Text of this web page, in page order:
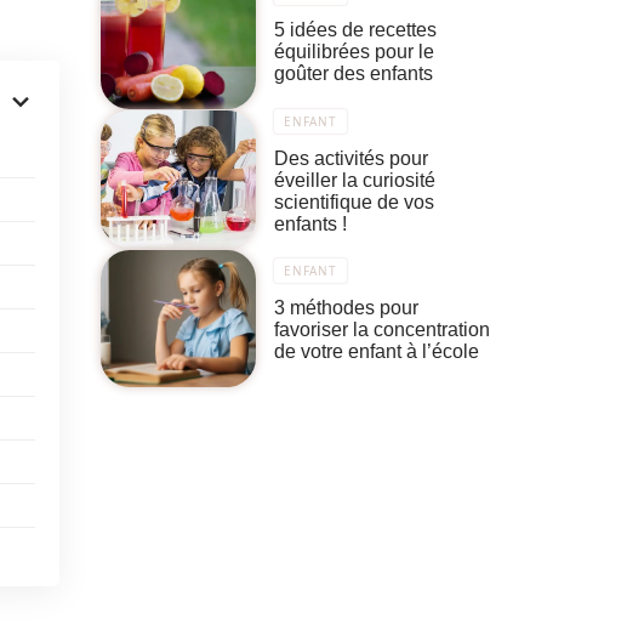
5 idées de recettes
équilibrées pour le
goûter des enfants
ENFANT
Des activités pour
éveiller la curiosité
scientifique de vos
enfants !
ENFANT
3 méthodes pour
favoriser la concentration
de votre enfant à l’école